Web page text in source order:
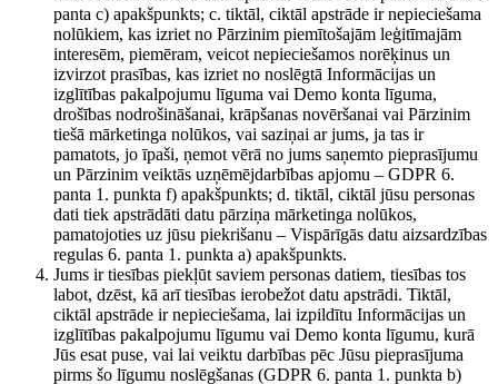
panta c) apakšpunkts; c. tiktāl, ciktāl apstrāde ir nepieciešama
nolūkiem, kas izriet no Pārzinim piemītošajām leģitīmajām
interesēm, piemēram, veicot nepieciešamos norēķinus un
izvirzot prasības, kas izriet no noslēgtā Informācijas un
izglītības pakalpojumu līguma vai Demo konta līguma,
drošības nodrošināšanai, krāpšanas novēršanai vai Pārzinim
tiešā mārketinga nolūkos, vai saziņai ar jums, ja tas ir
pamatots, jo īpaši, ņemot vērā no jums saņemto pieprasījumu
un Pārzinim veiktās uzņēmējdarbības apjomu – GDPR 6.
panta 1. punkta f) apakšpunkts; d. tiktāl, ciktāl jūsu personas
dati tiek apstrādāti datu pārziņa mārketinga nolūkos,
pamatojoties uz jūsu piekrišanu – Vispārīgās datu aizsardzības
regulas 6. panta 1. punkta a) apakšpunkts.
Jums ir tiesības piekļūt saviem personas datiem, tiesības tos
labot, dzēst, kā arī tiesības ierobežot datu apstrādi. Tiktāl,
ciktāl apstrāde ir nepieciešama, lai izpildītu Informācijas un
izglītības pakalpojumu līgumu vai Demo konta līgumu, kurā
Jūs esat puse, vai lai veiktu darbības pēc Jūsu pieprasījuma
pirms šo līgumu noslēgšanas (GDPR 6. panta 1. punkta b)